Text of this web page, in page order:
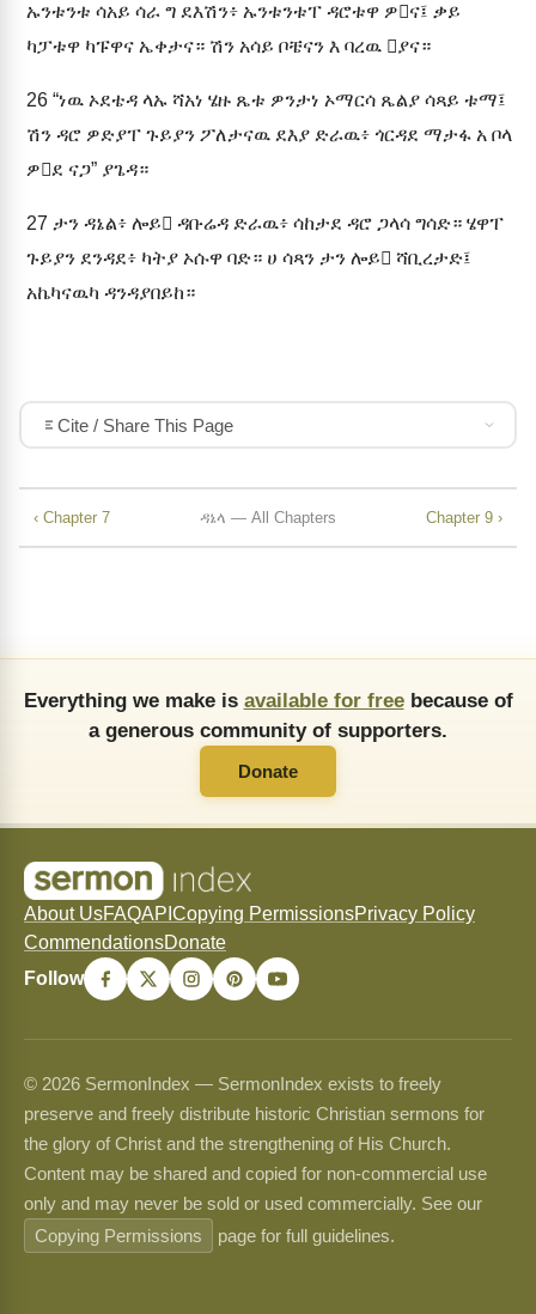
ኡንቱንቱ ሳአይ ሳራ ግ ደእሽን፥ ኡንቱንቱፐ ዳሮቱዋ ዎና፤ ቃይ
ካፓቱዋ ካፑዋና ኤቀታና። ሽን አሳይ ቦቼናን እ ባረዉ ያና።
26 “ነዉ ኦደቴዳ ላኡ ሻአነ ሄዙ ጼቱ ዎንታነ ኦማርሳ ጼልያ ሳጻይ ቱማ፤
ሽን ዳሮ ዎድያፐ ጉይያን ፖለታናዉ ደእያ ድራዉ፥ ጎርዳደ ማታፋ አ ቦላ
ዎደ ናጋ” ያጌዳ።
27 ታን ዳኔል፥ ሎይ ዳቡሬዳ ድራዉ፥ ሳከታደ ዳሮ ጋላሳ ግሳድ። ሄዋፐ
ጉይያን ደንዳደ፥ ካትያ ኦሱዋ ባድ። ሀ ሳጻን ታን ሎይ ሻቢረታድ፤
አኬካናዉካ ዳንዳያበይከ።
Cite / Share This Page
‹ Chapter 7 ዳኔላ — All Chapters Chapter 9 ›
Everything we make is available for freebecause of
a generous community of supporters.
Donate
About UsFAQAPI Copying PermissionsPrivacy Policy
CommendationsDonate
Follow
© 2026 SermonIndex — SermonIndex exists to freely
preserve and freely distribute historic Christian sermons for
the glory of Christ and the strengthening of His Church.
Content may be shared and copied for non-commercial use
only and may never be sold or used commercially. See our
Copying Permissions
page for full guidelines.